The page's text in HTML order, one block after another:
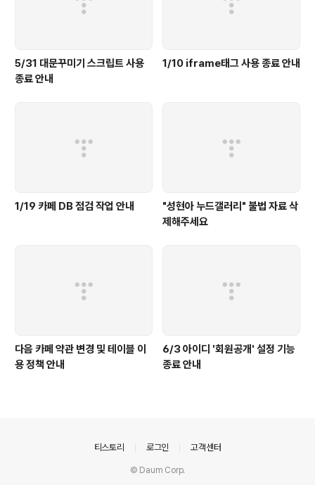
5/31 대문꾸미기 스크립트 사용
종료 안내
1/10 iframe태그 사용 종료 안내
1/19 카페 DB 점검 작업 안내
"성현아 누드갤러리" 불법 자료 삭
제해주세요
다음 카페 약관 변경 및 테이블 이
용 정책 안내
6/3 아이디 '회원공개' 설정 기능
종료 안내
티스토리 로그인 고객센터
© Daum Corp.